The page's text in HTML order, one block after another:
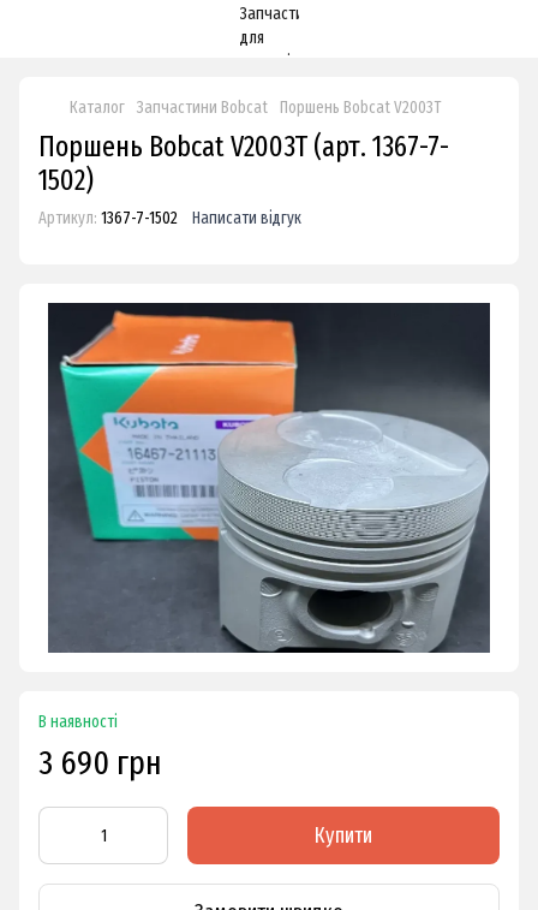
Каталог Запчастини Bobcat Поршень Bobcat V2003T
Поршень Bobcat V2003T (арт. 1367-7-
1502)
Артикул: 1367-7-1502 Написати відгук
В наявності
3 690 грн
Купити